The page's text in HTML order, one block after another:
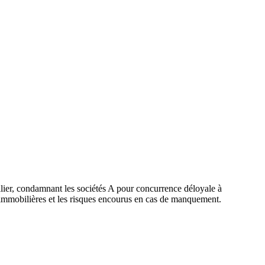
condamnant les sociétés A pour concurrence déloyale à
et les risques encourus en cas de manquement.